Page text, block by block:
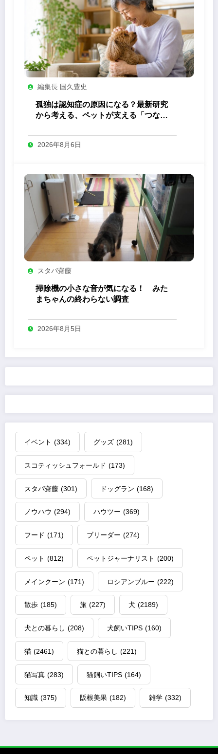
編集長 国久豊史
孤独は認知症の原因になる？最新研究
から考える、ペットが支える「つなが
2026年8月6日
スタパ齋藤
掃除機の小さな音が気になる！ みた
まちゃんの終わらない調査
2026年8月5日
イベント (334) グッズ (281)
スコティッシュフォールド (173)
スタパ齋藤 (301) ドッグラン (168)
ノウハウ (294) ハウツー (369)
フード (171) ブリーダー (274)
ペット (812) ペットジャーナリスト (200)
メインクーン (171) ロシアンブルー (222)
散歩 (185) 旅 (227) 犬 (2189)
犬との暮らし (208) 犬飼いTIPS (160)
猫 (2461) 猫との暮らし (221)
猫写真 (283) 猫飼いTIPS (164)
知識 (375) 阪根美果 (182) 雑学 (332)